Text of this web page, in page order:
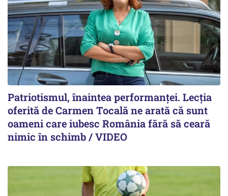
Patriotismul, înaintea performanței. Lecția
oferită de Carmen Tocală ne arată că sunt
oameni care iubesc România fără să ceară
nimic în schimb / VIDEO